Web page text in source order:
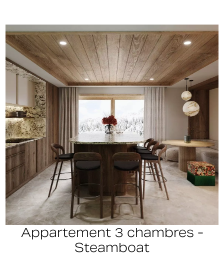
Appartement 3 chambres -
Steamboat